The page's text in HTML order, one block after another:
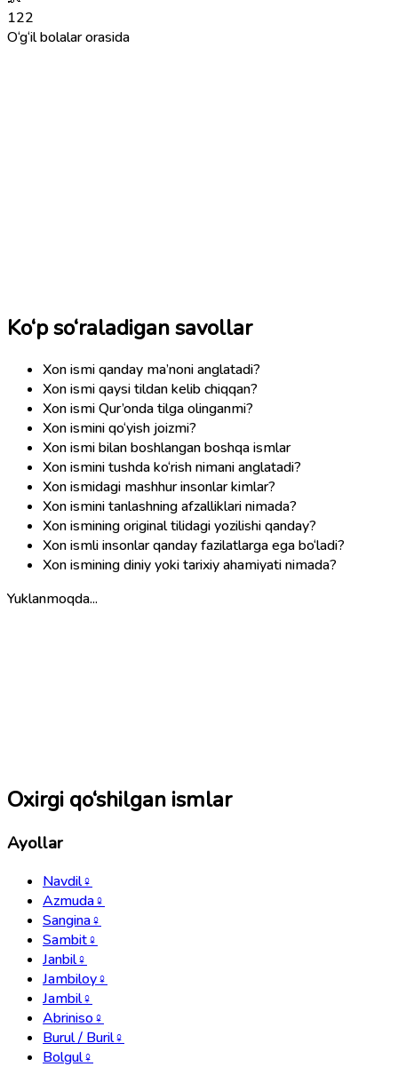
122
O‘g‘il bolalar orasida
Ko‘p so‘raladigan savollar
Xon ismi qanday ma’noni anglatadi?
Xon ismi qaysi tildan kelib chiqqan?
Xon ismi Qur’onda tilga olinganmi?
Xon ismini qo‘yish joizmi?
Xon ismi bilan boshlangan boshqa ismlar
Xon ismini tushda ko‘rish nimani anglatadi?
Xon ismidagi mashhur insonlar kimlar?
Xon ismini tanlashning afzalliklari nimada?
Xon ismining original tilidagi yozilishi qanday?
Xon ismli insonlar qanday fazilatlarga ega bo‘ladi?
Xon ismining diniy yoki tarixiy ahamiyati nimada?
Yuklanmoqda...
Oxirgi qo‘shilgan ismlar
Ayollar
Navdil♀
Azmuda♀
Sangina♀
Sambit♀
Janbil♀
Jambiloy♀
Jambil♀
Abriniso♀
Burul / Buril♀
Bolgul♀